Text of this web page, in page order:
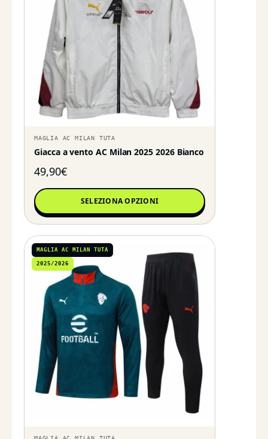
MAGLIA AC MILAN TUTA
Giacca a vento AC Milan 2025 2026 Bianco
49,90€
SELEZIONA OPZIONI
MAGLIA AC MILAN TUTA
2025/2026